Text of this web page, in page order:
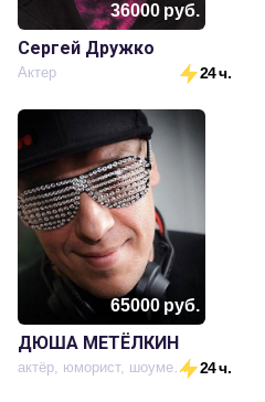
36000руб.
Сергей Дружко
Актер 24 ч.
65000руб.
ДЮША МЕТЁЛКИН
актёр, юморист, шоумен, ди-джей 24 ч.